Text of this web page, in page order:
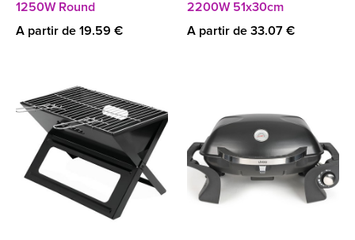
1250W Round
A partir de 19.59 €
2200W 51x30cm
A partir de 33.07 €